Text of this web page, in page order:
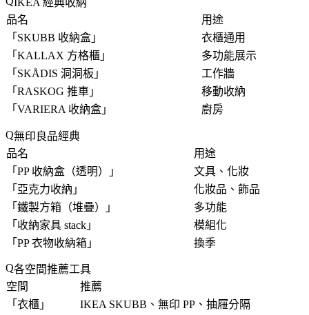
IKEA 經典收納
品名
用途
「 SKUBB 收納盒 」
衣櫃通用
「 KALLAX 方格櫃 」
多功能展示
「 SKÅDIS 洞洞板 」
工作牆
「 RASKOG 推車 」
移動收納
「 VARIERA 收納盒 」 廚房
無印良品經典
品名
用途
「 PP 收納盒（透明） 」
文具、化妝
「 亞克力收納 」
化妝品、飾品
「 鐵製方箱（堆疊） 」
多功能
「 收納家具 stack 」
模組化
「 PP 衣物收納箱 」 換季
各空間推薦工具
空間
推薦
「 衣櫃 」 IKEA SKUBB、無印 PP、抽屜分隔